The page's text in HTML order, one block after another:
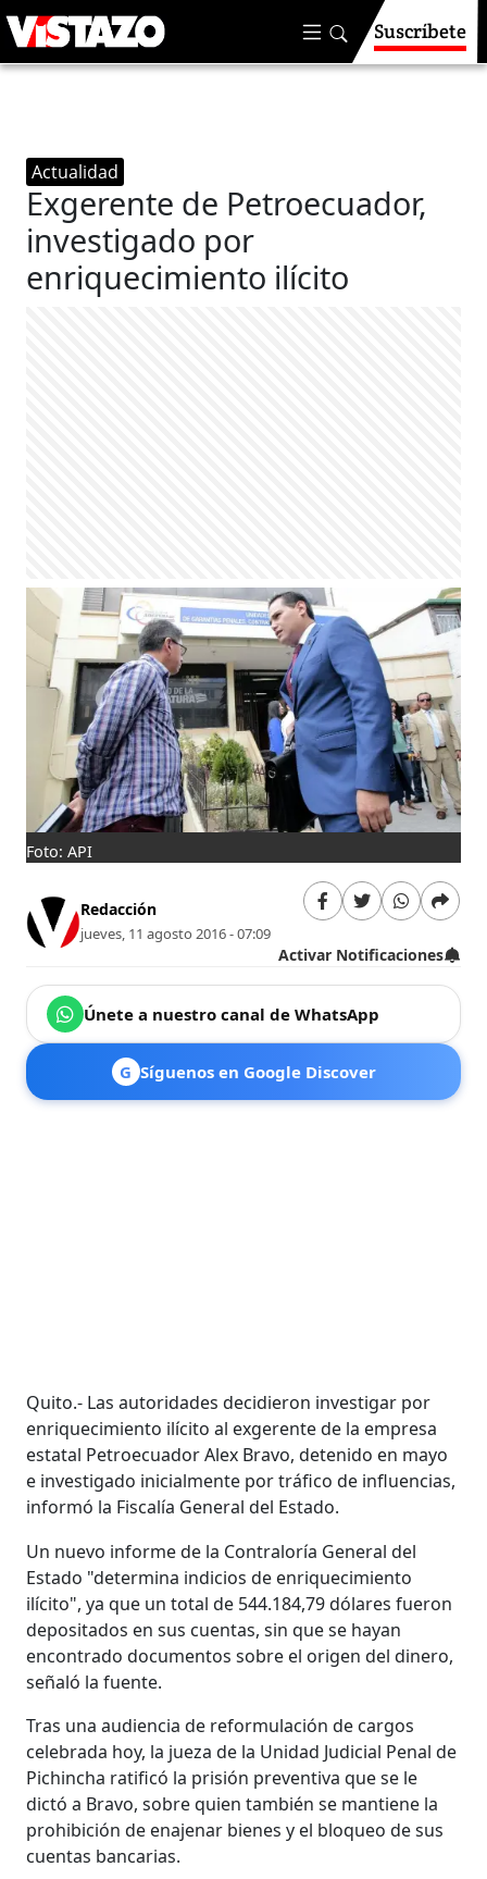
Suscríbete
Actualidad
Exgerente de Petroecuador,
investigado por
enriquecimiento ilícito
Foto: API
Redacción
jueves, 11 agosto 2016 - 07:09
Activar Notificaciones
Únete a nuestro canal de WhatsApp
G Síguenos en Google Discover
Quito.- Las autoridades decidieron investigar por
enriquecimiento ilícito al exgerente de la empresa
estatal Petroecuador Alex Bravo, detenido en mayo
e investigado inicialmente por tráfico de influencias,
informó la Fiscalía General del Estado.
Un nuevo informe de la Contraloría General del
Estado "determina indicios de enriquecimiento
ilícito", ya que un total de 544.184,79 dólares fueron
depositados en sus cuentas, sin que se hayan
encontrado documentos sobre el origen del dinero,
señaló la fuente.
Tras una audiencia de reformulación de cargos
celebrada hoy, la jueza de la Unidad Judicial Penal de
Pichincha ratificó la prisión preventiva que se le
dictó a Bravo, sobre quien también se mantiene la
prohibición de enajenar bienes y el bloqueo de sus
cuentas bancarias.